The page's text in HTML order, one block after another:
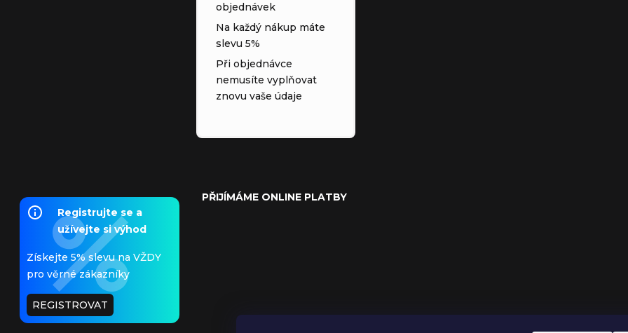
objednávek
Na každý nákup máte
slevu 5%
Při objednávce
nemusíte vyplňovat
znovu vaše údaje
Registrujte se a
užívejte si výhod
Získejte 5% slevu na VŽDY
pro věrné zákazníky
REGISTROVAT
PŘIJÍMÁME ONLINE PLATBY